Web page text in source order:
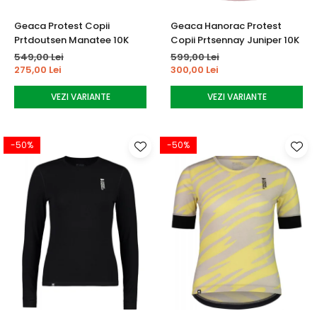
Geaca Protest Copii
Prtdoutsen Manatee 10K
549,00 Lei
275,00 Lei
VEZI VARIANTE
Geaca Hanorac Protest
Copii Prtsennay Juniper 10K
599,00 Lei
300,00 Lei
VEZI VARIANTE
-50% -50%